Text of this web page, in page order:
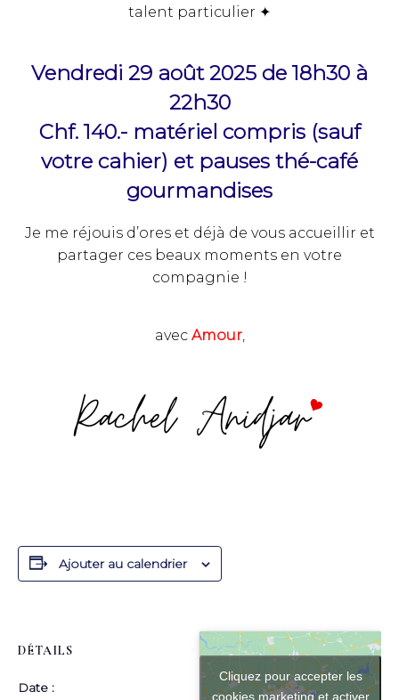
talent particulier ✦
Vendredi 29 août 2025 de 18h30 à
22h30
Chf. 140.- matériel compris (sauf
votre cahier) et pauses thé-café
gourmandises
Je me réjouis d’ores et déjà de vous accueillir et
partager ces beaux moments en votre
compagnie !
avec Amour,
Ajouter au calendrier
DÉTAILS
Date :
Cliquez pour accepter les
cookies marketing et activer